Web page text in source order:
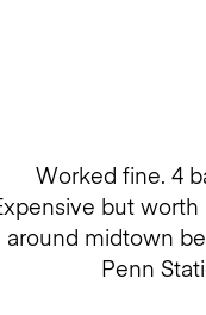
Worked fine. 4
but
around midtown
Penn